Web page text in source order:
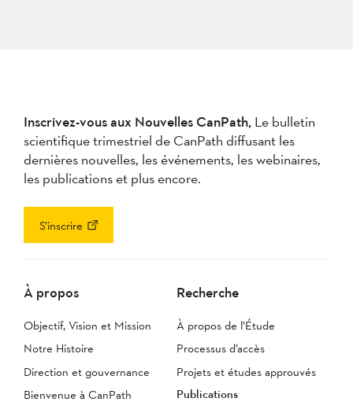
Inscrivez-vous aux Nouvelles CanPath, Le bulletin
scientifique trimestriel de CanPath diffusant les
dernières nouvelles, les événements, les webinaires,
les publications et plus encore.
S’inscrire
À propos
Objectif, Vision et Mission
Notre Histoire
Direction et gouvernance
Bienvenue à CanPath
Recherche
À propos de l’Étude
Processus d’accès
Projets et études approuvés
Publications